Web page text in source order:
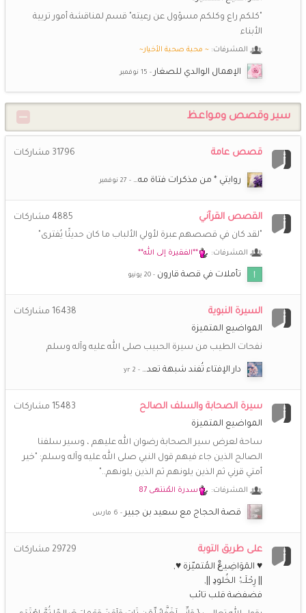
جعلها الله في موازين حسناتك ..
شـــاني
السلام عليكم ورحمة الله وبركاته احبكم
*اريج الايمان* 27 يونيو 8:12 ص
افتقدكن حبيباتى
راغبة بالفردوس
(أم *سارة*)
عيد أضحى مبارك على الجميع 💞
أزهارالبنفسج
¯`ღ سماح ღ´¯
السلام عليكم ورحمة الله وبركاته كم اشتقت للمنتدى وللاخوات
الطيبات الغاليات ،ماأجملها من ذكريات
وأنفاس الفجر والكثييررررر من الأخوات .. تعلمنا بأنّ الحبَّ وصلٌ..
‏وأنّ الوصلَ أصدقهُ الدعاءُ"
رونق الياسمين 8 مايو 6:54 م
يازين هالمكان والذكريات فيه♥️
♥️
♥️
♥️اشتقققققت له
(أم *سارة*)
❤️
هدوء الفجر
وحشتَوووووني جداااااا... حد لسه فاكرني... حنيت للمنتدى جدا
♥️
♥️
♥️
"كلكم راع وكلكم مسؤول عن رعيته" قسم لمناقشة أمور تربية
الأبناء
المشرفات: ~ محبة صحبة الأخيار~
الإهمال الوالدي للصغار
سير وقصص ومواعظ
قصص عامة 31796 مشاركات
روايتي * من مذكرات فتاة مه…
القصص القرآني
"لقد كان في قصصهم عبرة لأولي الألباب ما كان حديثًا يُفترى"
المشرفات: **الفقيرة إلى الله**
4885 مشاركات
تأملات في قصة قارون
السيرة النبوية
المواضيع المتميزة
نفحات الطيب من سيرة الحبيب صلى الله عليه وآله وسلم
16438 مشاركات
دار الإفتاء تُفند شبهة تعد…
سيرة الصحابة والسلف الصالح
المواضيع المتميزة
ساحة لعرض سير الصحابة رضوان الله عليهم ، وسير سلفنا
الصالح الذين جاء فيهم قول النبي صلى الله عليه وآله وسلم: "خير
أمتي قرني ثم الذين يلونهم ثم الذين يلونهم.."
المشرفات: سدرة المُنتهى 87
15483 مشاركات
قصة الحجاج مع سعيد بن جبير
على طريق التوبة
♥ المَوَاضِيـﻉْ المُتميّزة ♥
|| رِحْلَـۃُ الخُلوﮂ ||
فضفضة قلب تائب
29729 مشاركات